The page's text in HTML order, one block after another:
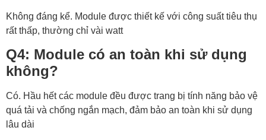
Không đáng kể. Module được thiết kế với công suất tiêu thụ
rất thấp, thường chỉ vài watt
Q4: Module có an toàn khi sử dụng
không?
Có. Hầu hết các module đều được trang bị tính năng bảo vệ
quá tải và chống ngắn mạch, đảm bảo an toàn khi sử dụng
lâu dài